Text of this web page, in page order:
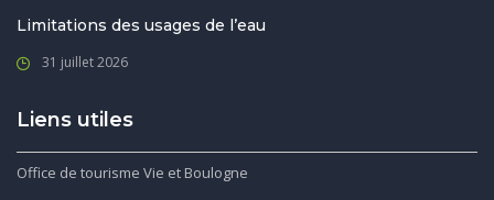
Limitations des usages de l’eau
31 juillet 2026
Liens utiles
Office de tourisme Vie et Boulogne